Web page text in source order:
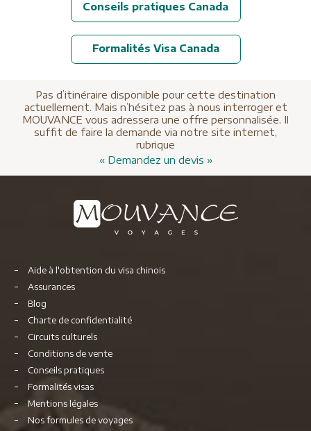
Conseils pratiques Canada
Formalités Visa Canada
Pas d’itinéraire disponible pour cette destination
actuellement. Mais n’hésitez pas à nous interroger et
MOUVANCE vous adressera une offre personnalisée. Il
suffit de faire la demande via notre site internet,
rubrique
« Demandez un devis »
Aide à l'obtention du visa chinois
Assurances
Blog
Charte de confidentialité
Circuits culturels
Conditions de vente
Conseils pratiques
Formalités visas
Mentions légales
Nos formules de voyages